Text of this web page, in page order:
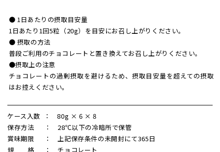
● 1日あたりの摂取目安量
1日あたり1回5粒（20g）を目安にお召し上がりください。
● 摂取の方法
普段ご利用のチョコレートと置き換えてお召し上がりください。
●摂取上の注意
チョコレートの過剰摂取を避けるため、摂取目安量を超えての摂取
はお控えください。
ケース入数 ： 80g × 6 × 8
保存方法 ： 28℃以下の冷暗所で保管
賞味期限 ： 上記保存条件の未開封にて365日
規 格 ： チョコレート